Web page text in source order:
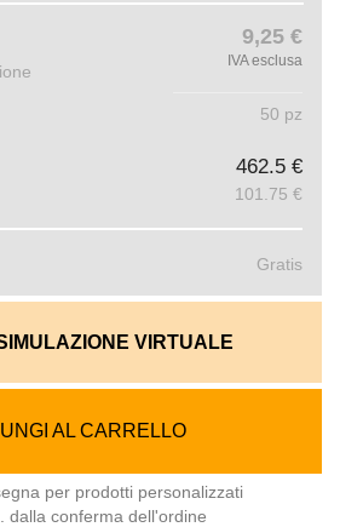
9,25 €
IVA esclusa
50 pz
462.5 €
101.75 €
Gratis
VIRTUALE
AL CARRELLO
per prodotti personalizzati
dalla conferma dell'ordine